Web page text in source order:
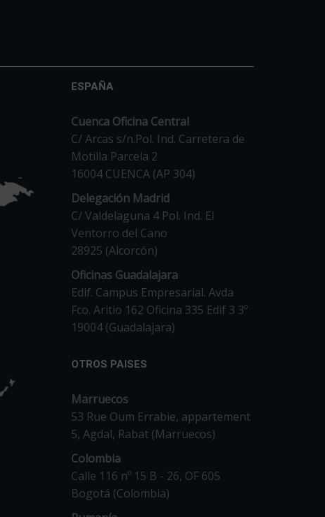
ESPAÑA
Cuenca Oficina Central
C/ Arcas s/n.Pol. Ind. Carretera de
Motilla Parcela 2
16004 CUENCA (AP 304)
Delegación Madrid
C/ Valdelaguna 4 Pol. Ind. El
Ventorro del Cano
28925 (Alcorcón)
Oficinas Guadalajara
Edif. Campus Empresarial. Avda
Fco. Aritio 162 Oficina 335 Edif 3 3º
19004 (Guadalajara)
OTROS PAISES
Marruecos
53 Rue Oum Errabie, appartement
5, Agdal, Rabat (Marruecos)
Colombia
Calle 116 nº 15 B - 26, OF 605
Bogotá (Colombia)